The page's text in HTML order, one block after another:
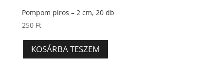
Pompom piros – 2 cm, 20 db
250 Ft
KOSÁRBA TESZEM